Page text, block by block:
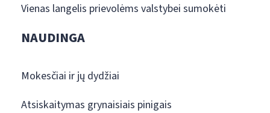
Vienas langelis prievolėms valstybei sumokėti
NAUDINGA
Mokesčiai ir jų dydžiai
Atsiskaitymas grynaisiais pinigais